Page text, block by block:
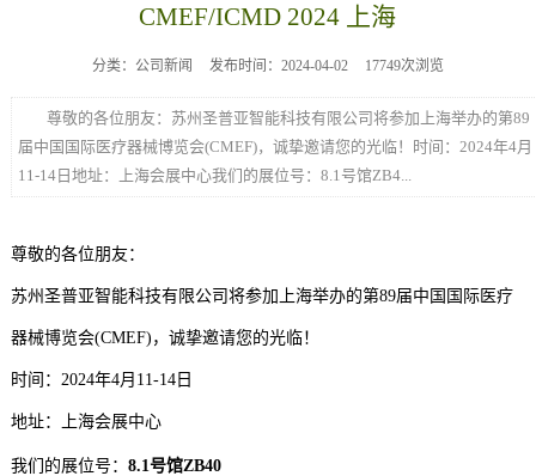
言我
们
CMEF/ICMD 2024 上海
分类：公司新闻 发布时间：2024-04-02 17749次浏览
尊敬的各位朋友：苏州圣普亚智能科技有限公司将参加上海举办的第89
届中国国际医疗器械博览会(CMEF)，诚挚邀请您的光临！时间：2024年4月
11-14日地址：上海会展中心我们的展位号：8.1号馆ZB4...
尊敬的各位朋友：
苏州圣普亚智能科技有限公司将参加上海举办的第89届中国国际医疗
器械博览会(CMEF) ，诚挚邀请您的光临！
时间：2024年4月11-14日
地址：上海会展中心
我们的展位号： 8.1号馆ZB40